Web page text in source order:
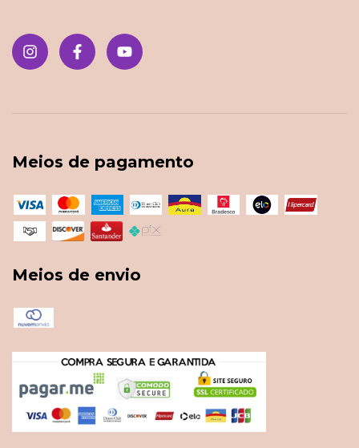
Meios de pagamento
Meios de envio